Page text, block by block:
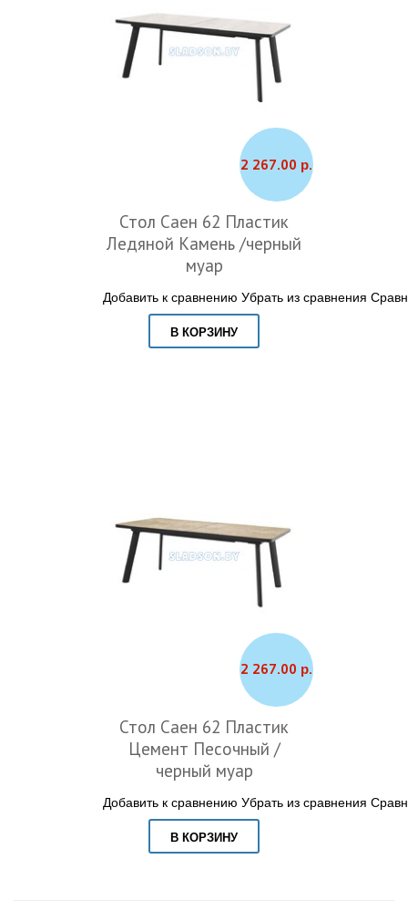
2 267.00 р.
Стол Саен 62 Пластик
Ледяной Камень /черный
муар
Добавить к сравнению Убрать из сравнения
В КОРЗИНУ
2 267.00 р.
Стол Саен 62 Пластик
Цемент Песочный /
черный муар
Добавить к сравнению Убрать из сравнения
В КОРЗИНУ